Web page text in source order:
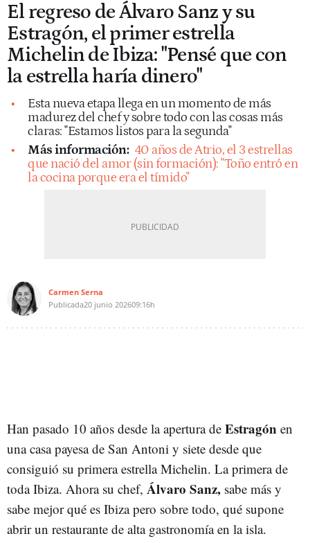
El regreso de Álvaro Sanz y su
Estragón, el primer estrella
Michelin de Ibiza: "Pensé que con
la estrella haría dinero"
Esta nueva etapa llega en un momento de más
madurez del chef y sobre todo con las cosas más
claras: "Estamos listos para la segunda"
Más información: 40 años de Atrio, el 3 estrellas
que nació del amor (sin formación): "Toño entró en
la cocina porque era el tímido"
Carmen Serna
Publicada20 junio 202609:16h
Han pasado 10 años desde la apertura de Estragón en
una casa payesa de San Antoni y siete desde que
consiguió su primera estrella Michelin. La primera de
toda Ibiza. Ahora su chef, Álvaro Sanz, sabe más y
sabe mejor qué es Ibiza pero sobre todo, qué supone
abrir un restaurante de alta gastronomía en la isla.